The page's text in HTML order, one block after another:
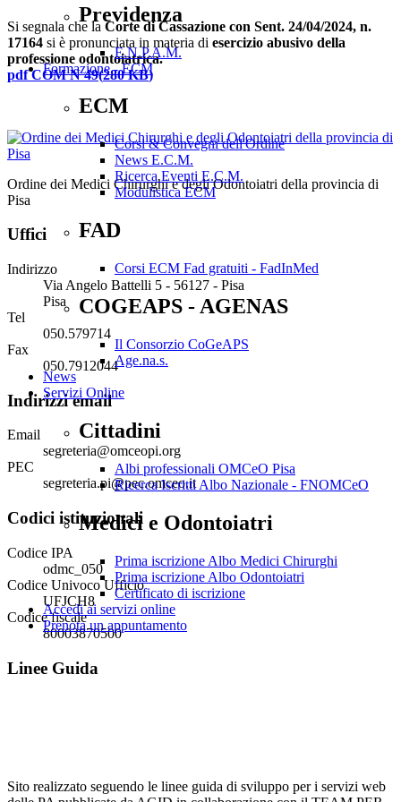
Previdenza
E.N.P.A.M.
Formazione - ECM
ECM
Corsi & Convegni dell'Ordine
News E.C.M.
Ricerca Eventi E.C.M.
Modulistica ECM
FAD
Corsi ECM Fad gratuiti - FadInMed
COGEAPS - AGENAS
Il Consorzio CoGeAPS
Age.na.s.
News
Servizi Online
Cittadini
Albi professionali OMCeO Pisa
Ricerca Iscritti Albo Nazionale - FNOMCeO
Medici e Odontoiatri
Prima iscrizione Albo Medici Chirurghi
Prima iscrizione Albo Odontoiatri
Certificato di iscrizione
Accedi ai servizi online
Prenota un appuntamento
Si segnala che la Corte di Cassazione con Sent. 24/04/2024, n.
17164 si è pronunciata in materia di esercizio abusivo della
professione odontoiatrica.
pdfCOM N 49(280 KB)
Ordine dei Medici Chirurghi e degli Odontoiatri della provincia di
Pisa
Uffici
Indirizzo
Via Angelo Battelli 5 - 56127 - Pisa
Pisa
Tel
050.579714
Fax
050.7912044
Indirizzi email
Email
segreteria@omceopi.org
PEC
segreteria.pi@pec.omceo.it
Codici istituzionali
Codice IPA
odmc_050
Codice Univoco Ufficio
UFJCH8
Codice fiscale
80003870500
Linee Guida
Sito realizzato seguendo le linee guida di sviluppo per i servizi web